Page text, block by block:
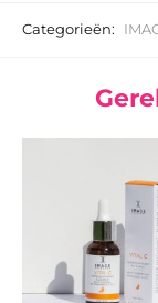
Categorieën: